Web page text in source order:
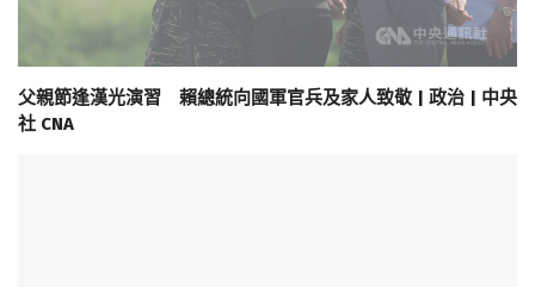
父親節逢漢光演習 賴總統向國軍官兵及家人致敬 | 政治 | 中央
社 CNA